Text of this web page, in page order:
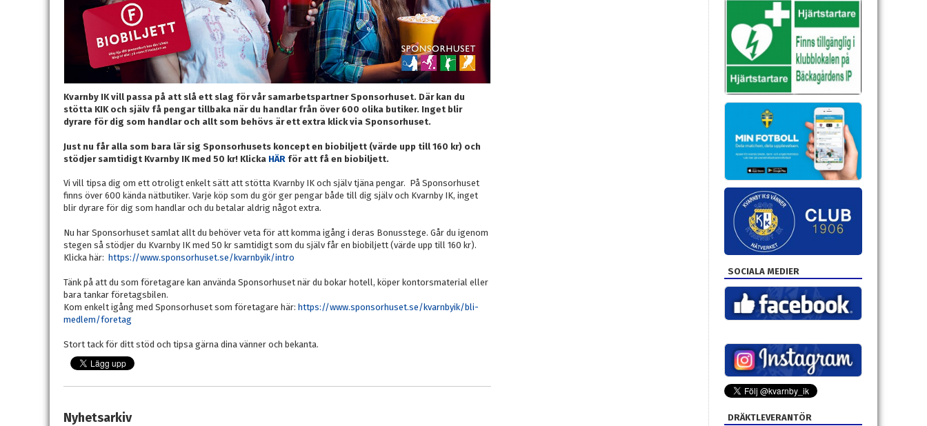
Kvarnby IK vill passa på att slå ett slag för vår samarbetspartner Sponsorhuset. Där kan du
stötta KIK och själv få pengar tillbaka när du handlar från över 600 olika butiker. Inget blir
dyrare för dig som handlar och allt som behövs är ett extra klick via Sponsorhuset.
Just nu får alla som bara lär sig Sponsorhusets koncept en biobiljett (värde upp till 160 kr) och
stödjer samtidigt Kvarnby IK med 50 kr! Klicka HÄR för att få en biobiljett.
Vi vill tipsa dig om ett otroligt enkelt sätt att stötta Kvarnby IK och själv tjäna pengar. På Sponsorhuset
finns över 600 kända nätbutiker. Varje köp som du gör ger pengar både till dig själv och Kvarnby IK, inget
blir dyrare för dig som handlar och du betalar aldrig något extra.
Nu har Sponsorhuset samlat allt du behöver veta för att komma igång i deras Bonusstege. Går du igenom
stegen så stödjer du Kvarnby IK med 50 kr samtidigt som du själv får en biobiljett (värde upp till 160 kr).
Klicka här: https://www.sponsorhuset.se/kvarnbyik/intro
Tänk på att du som företagare kan använda Sponsorhuset när du bokar hotell, köper kontorsmaterial eller
bara tankar företagsbilen.
Kom enkelt igång med Sponsorhuset som företagare här: https://www.sponsorhuset.se/kvarnbyik/bli-
medlem/foretag
Stort tack för ditt stöd och tipsa gärna dina vänner och bekanta.
Nyhetsarkiv
SOCIALA MEDIER
DRÄKTLEVERANTÖR